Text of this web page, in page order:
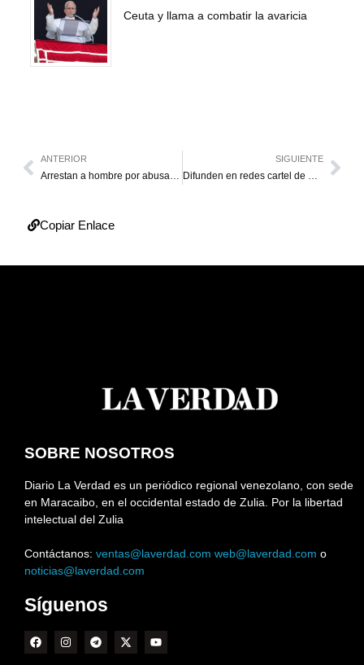
Ceuta y llama a combatir la avaricia
ANTERIOR
Arrestan a hombre por abusar sexualmente de su hijastra de 7 años en Colón
SIGUIENTE
Difunden en redes cartel de Paro Estudiantil en protesta contra la juramentación de Maduro
Copiar Enlace
SOBRE NOSOTROS
Diario La Verdad es un periódico regional venezolano, con sede
en Maracaibo, en el occidental estado de Zulia. Por la libertad
intelectual del Zulia
Contáctanos: ventas@laverdad.com web@laverdad.com o
noticias@laverdad.com
Síguenos